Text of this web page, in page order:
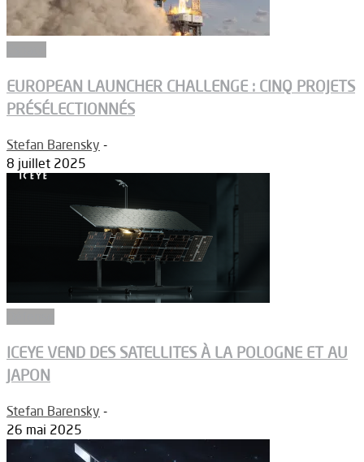
EUROPEAN LAUNCHER CHALLENGE : CINQ PROJETS
PRÉSÉLECTIONNÉS
Stefan Barensky -
8 juillet 2025
ICEYE VEND DES SATELLITES À LA POLOGNE ET AU
JAPON
Stefan Barensky -
26 mai 2025